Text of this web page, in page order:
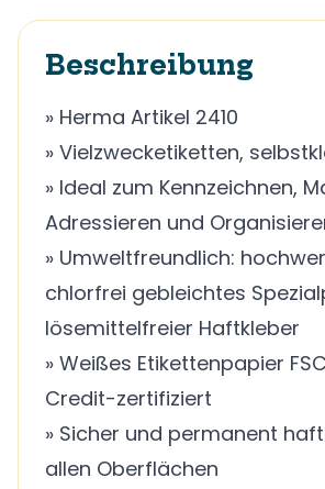
Beschreibung
» Herma Artikel 2410
» Vielzwecketiketten,
» Ideal zum Kennzeichnen,
Adressieren und
» Umweltfreundlich:
chlorfrei gebleichtes
lösemittelfreier Haftkleber
» Weißes Etikettenpapier
Credit-zertifiziert
» Sicher und permanent
allen Oberflächen